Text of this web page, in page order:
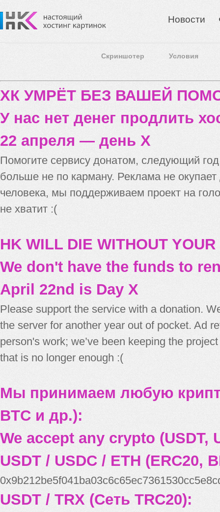
Новости
Скриншотер Условия
ХК УМРЁТ БЕЗ ВАШЕЙ
У нас нет денег продлить
22 апреля — день X
Помогите сервису донатом, следующий
больше не по карману. Реклама не
человека, мы поддерживаем проект на
не хватит :(
HK WILL DIE WITHOUT
We don't have the funds to
April 22nd is Day X
Please support the service with a donation.
the server for another year out of pocket. Ad
person's work; we’ve been keeping the
that is no longer enough :(
Мы принимаем любую
BTC и др.):
We accept any crypto (USDT,
USDT / USDC / ETH (ERC20,
USDT / TRX (Сеть TRC20):